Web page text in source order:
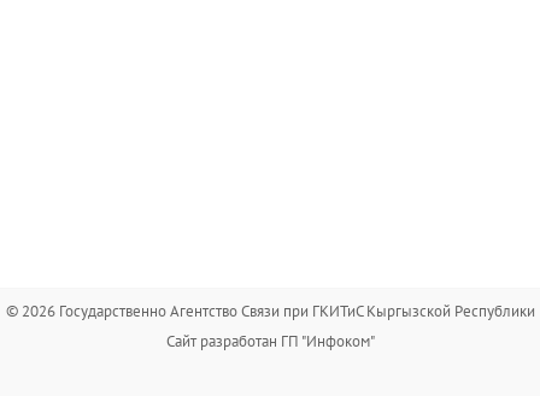
© 2026 Государственно Агентство Связи при ГКИТиС Кыргызской Республики
Сайт разработан ГП "Инфоком"